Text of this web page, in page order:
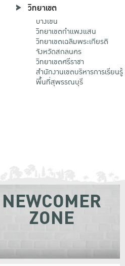
วิทยาเขต
บางเขน
วิทยาเขตกําแพงแสน
วิทยาเขตเฉลิมพระเกียรติ
จังหวัดสกลนคร
วิทยาเขตศรีราชา
สำนักงานเขตบริหารการเรียนรู้
พื้นที่สุพรรณบุรี
NEWCOMER
ZONE